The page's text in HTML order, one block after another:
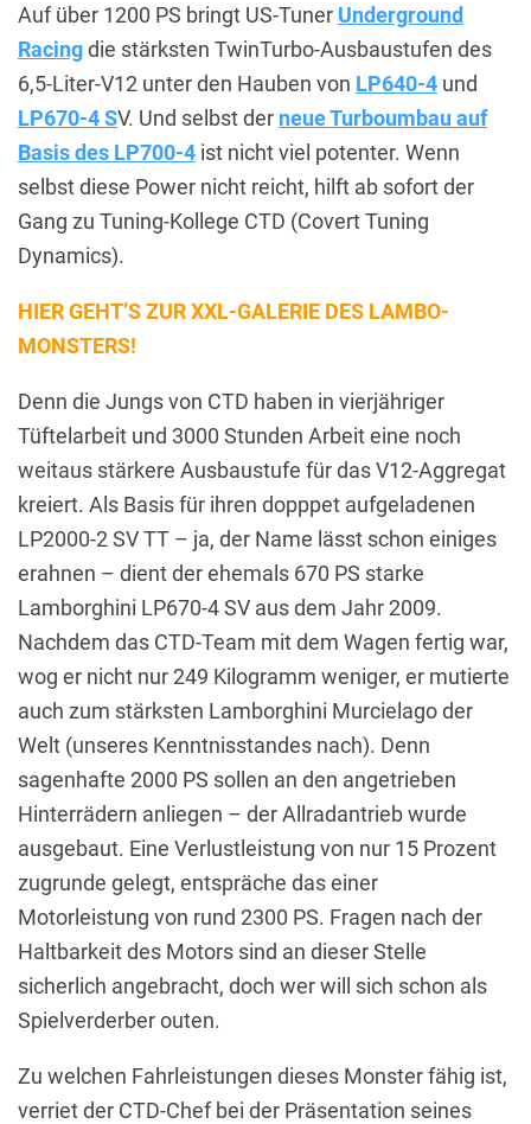
Auf über 1200 PS bringt US-Tuner Underground
Racingdie stärksten TwinTurbo-Ausbaustufen des
6,5-Liter-V12 unter den Hauben von LP640-4 und
LP670-4 SV. Und selbst der neue Turboumbau auf
Basis des LP700-4 ist nicht viel potenter. Wenn
selbst diese Power nicht reicht, hilft ab sofort der
Gang zu Tuning-Kollege CTD (Covert Tuning
Dynamics).
HIER GEHT’S ZUR XXL-GALERIE DES LAMBO-
MONSTERS!
Denn die Jungs von CTD haben in vierjähriger
Tüftelarbeit und 3000 Stunden Arbeit eine noch
weitaus stärkere Ausbaustufe für das V12-Aggregat
kreiert. Als Basis für ihren dopppet aufgeladenen
LP2000-2 SV TT – ja, der Name lässt schon einiges
erahnen – dient der ehemals 670 PS starke
Lamborghini LP670-4 SV aus dem Jahr 2009.
Nachdem das CTD-Team mit dem Wagen fertig war,
wog er nicht nur 249 Kilogramm weniger, er mutierte
auch zum stärksten Lamborghini Murcielago der
Welt (unseres Kenntnisstandes nach). Denn
sagenhafte 2000 PS sollen an den angetrieben
Hinterrädern anliegen – der Allradantrieb wurde
ausgebaut. Eine Verlustleistung von nur 15 Prozent
zugrunde gelegt, entspräche das einer
Motorleistung von rund 2300 PS. Fragen nach der
Haltbarkeit des Motors sind an dieser Stelle
sicherlich angebracht, doch wer will sich schon als
Spielverderber outen.
Zu welchen Fahrleistungen dieses Monster fähig ist,
verriet der CTD-Chef bei der Präsentation seines